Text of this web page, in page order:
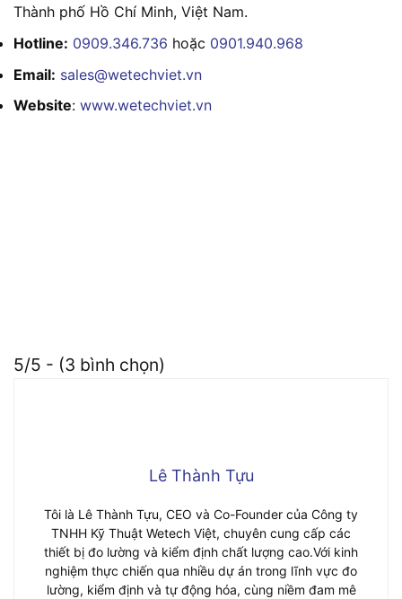
Thành phố Hồ Chí Minh, Việt Nam.
Hotline: 0909.346.736 hoặc 0901.940.968
Email: sales@wetechviet.vn
Website: www.wetechviet.vn
5/5 - (3 bình chọn)
Lê Thành Tựu
Tôi là Lê Thành Tựu, CEO và Co-Founder của Công ty
TNHH Kỹ Thuật Wetech Việt, chuyên cung cấp các
thiết bị đo lường và kiểm định chất lượng cao.Với kinh
nghiệm thực chiến qua nhiều dự án trong lĩnh vực đo
lường, kiểm định và tự động hóa, cùng niềm đam mê